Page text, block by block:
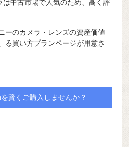
は中古市場で人気のため、高く評
ーのカメラ・レンズの資産価値
る買い方プランページが用意さ
賢くご購入しませんか？